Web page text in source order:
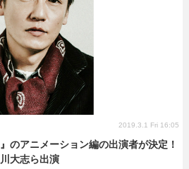
のアニメーション編の出演者が決定！
大志ら出演
2019.3.1 Fri 16:05